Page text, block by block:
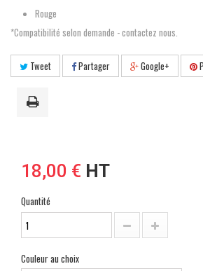
Rouge
*Compatibilité selon demande - contactez nous.
Tweet Partager Google+
18,00 € HT
Quantité
Couleur au choix